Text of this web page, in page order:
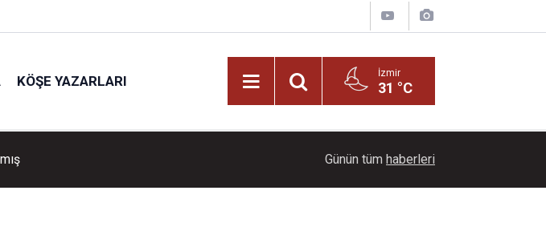
KÖŞE YAZARLARI İzmir
31 °C
Her sabah kahve içenlerin bilimsel
Günün tüm haberleri